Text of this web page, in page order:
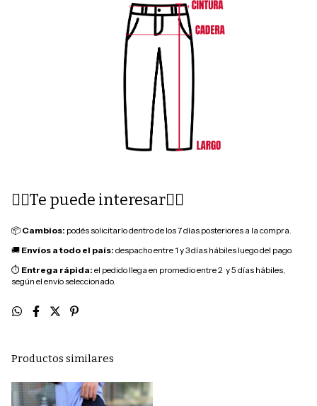
👇🏽Te puede interesar👇🏽
📦 Cambios: podés solicitarlo dentro de los 7 días posteriores a la compra.
🚚 Envíos a todo el país: despacho entre 1 y 3 días hábiles luego del pago.
⏱ Entrega rápida: el pedido llega en promedio entre 2 y 5 días hábiles,
según el envío seleccionado.
Productos similares